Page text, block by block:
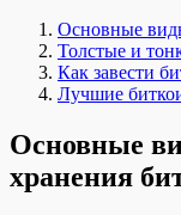
Основные
Толстые и
Как завести
Лучшие
Основные
хранения